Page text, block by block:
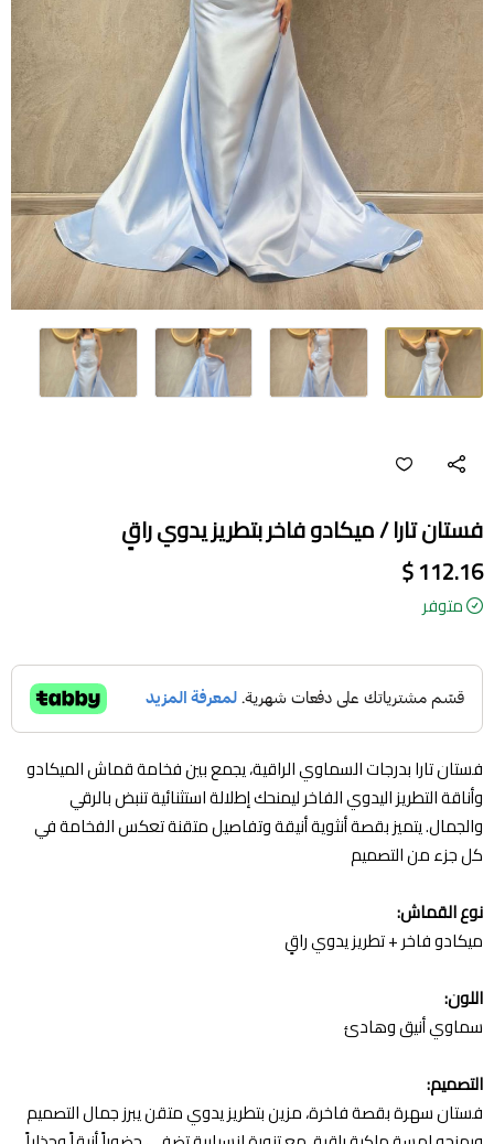
فستان تارا / ميكادو فاخر بتطريز يدوي راقٍ
112.16 $
متوفر
فستان تارا بدرجات السماوي الراقية، يجمع بين فخامة قماش الميكادو
وأناقة التطريز اليدوي الفاخر ليمنحك إطلالة استثنائية تنبض بالرقي
والجمال. يتميز بقصة أنثوية أنيقة وتفاصيل متقنة تعكس الفخامة في
كل جزء من التصميم
نوع القماش:
ميكادو فاخر + تطريز يدوي راقٍ
اللون:
سماوي أنيق وهادئ
التصميم:
فستان سهرة بقصة فاخرة، مزين بتطريز يدوي متقن يبرز جمال التصميم